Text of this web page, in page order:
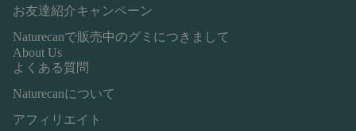
お友達紹介キャンペーン
Naturecanで販売中のグミにつきまして
About Us
よくある質問
Naturecanについて
アフィリエイト